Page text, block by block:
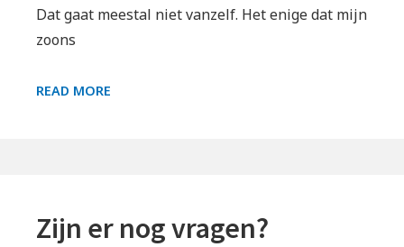
Dat gaat meestal niet vanzelf. Het enige dat mijn
zoons
READ MORE
Zijn er nog vragen?